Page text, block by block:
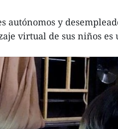
autónomos y
virtual de sus niños es